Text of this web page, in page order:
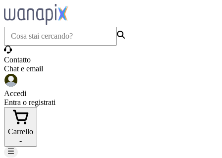
Contatto
Chat e email
Accedi
Entra o registrati
Carrello
-